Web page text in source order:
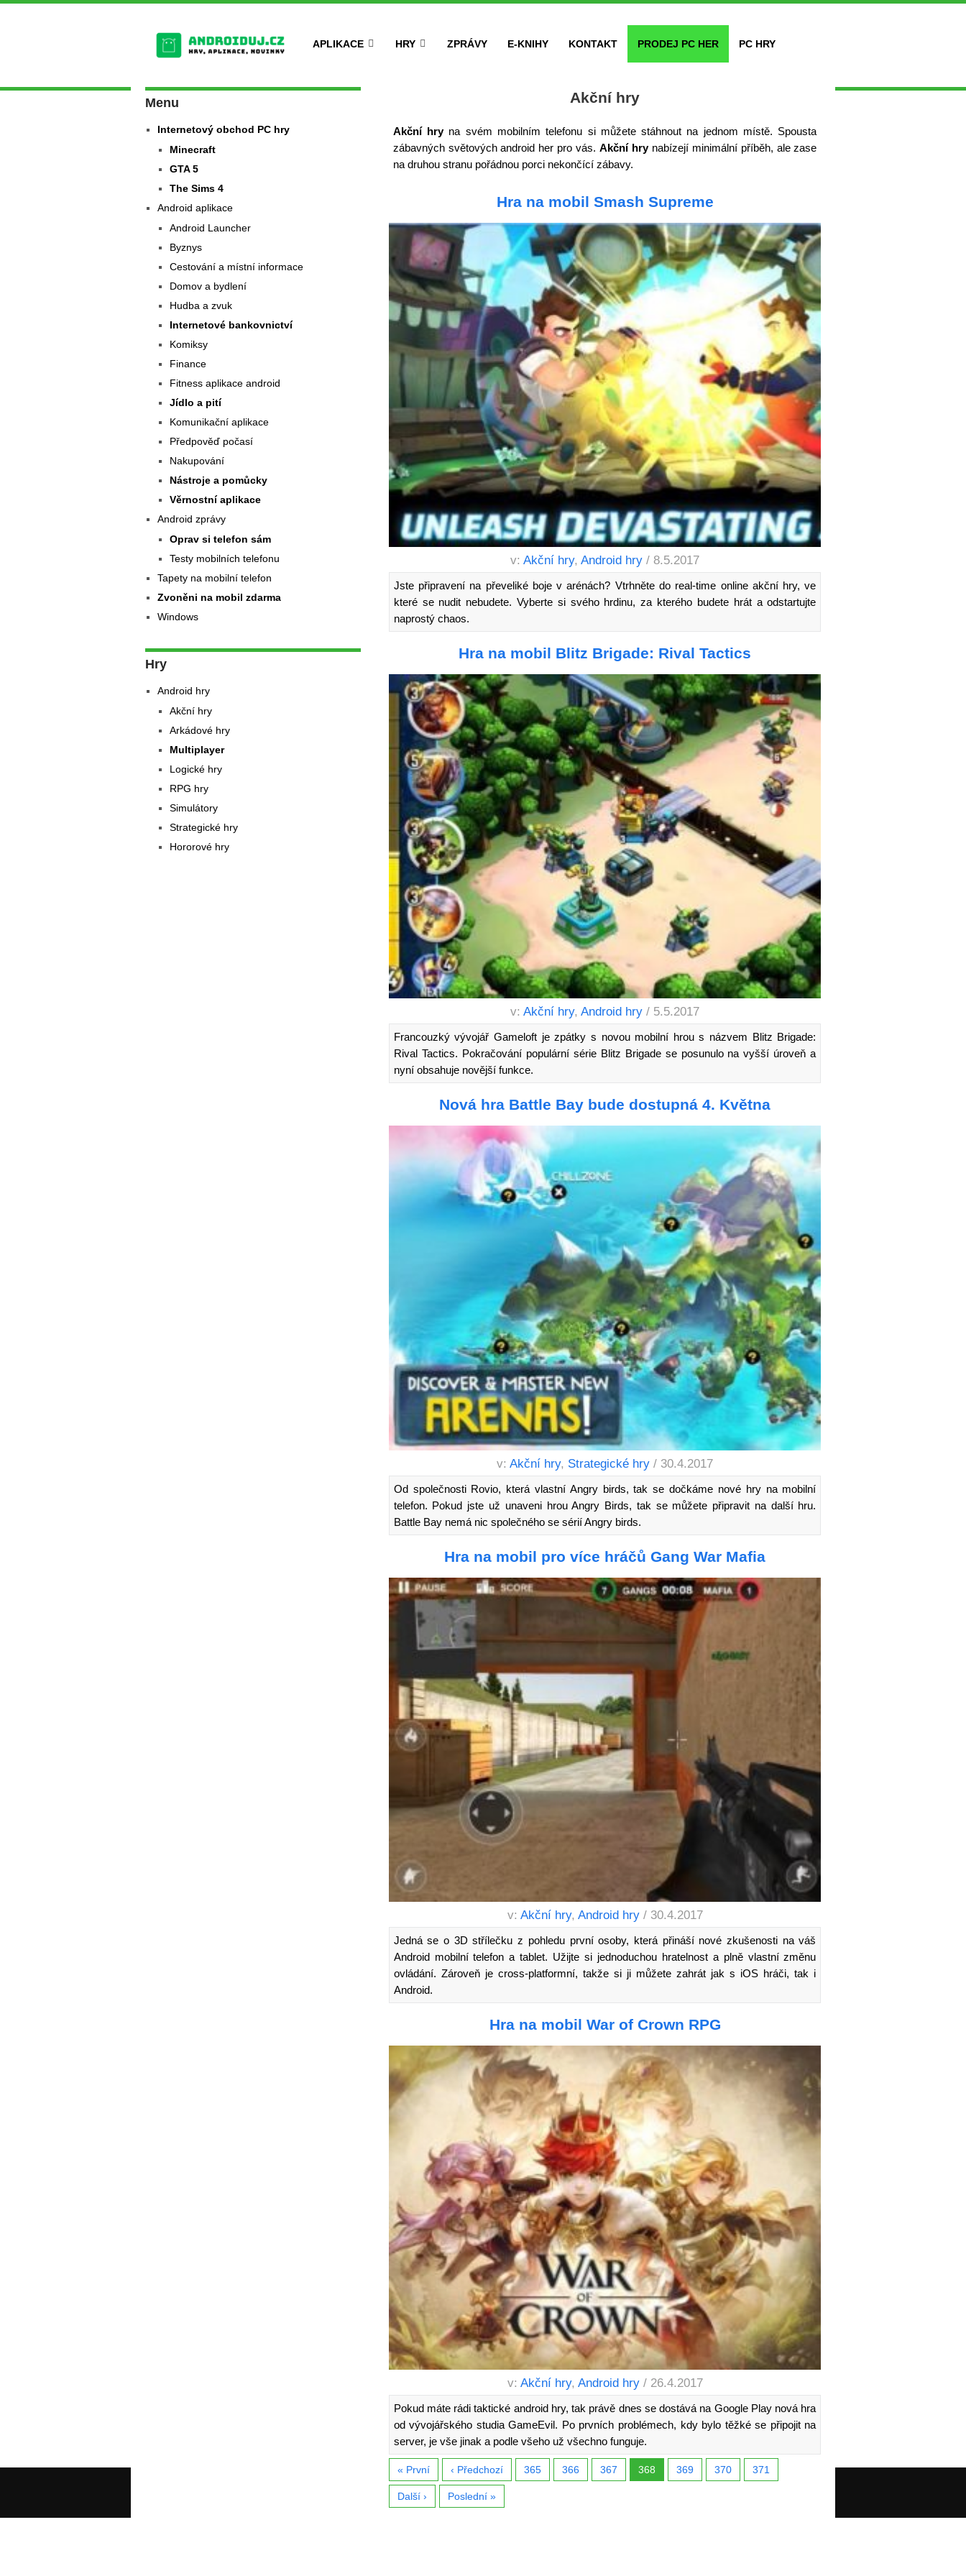
APLIKACE HRY ZPRÁVY E-KNIHY KONTAKT PRODEJ PC HER PC HRY
Akční hry
Akční hryna svém mobilním telefonu si můžete stáhnout na jednom místě. Spousta
zábavných světových android her pro vás.Akční hrynabízejí minimální příběh, ale zase
na druhou stranu pořádnou porci nekončící zábavy.
Hra na mobil Smash Supreme
v:Akční hry,Android hry / 8.5.2017
Jste připravení na převeliké boje v arénách? Vtrhněte do real-time online akční hry, ve
které se nudit nebudete. Vyberte si svého hrdinu, za kterého budete hrát a odstartujte
naprostý chaos.
Hra na mobil Blitz Brigade: Rival Tactics
v:Akční hry,Android hry / 5.5.2017
Francouzký vývojář Gameloft je zpátky s novou mobilní hrou s názvem Blitz Brigade:
Rival Tactics. Pokračování populární série Blitz Brigade se posunulo na vyšší úroveň a
nyní obsahuje novější funkce.
Nová hra Battle Bay bude dostupná 4. Května
v:Akční hry, Strategické hry / 30.4.2017
Od společnosti Rovio, která vlastní Angry birds, tak se dočkáme nové hry na mobilní
telefon. Pokud jste už unaveni hrou Angry Birds, tak se můžete připravit na další hru.
Battle Bay nemá nic společného se sérií Angry birds.
Hra na mobil pro více hráčů Gang War Mafia
v: Akční hry, Android hry / 30.4.2017
Jedná se o 3D střílečku z pohledu první osoby, která přináší nové zkušenosti na váš
Android mobilní telefon a tablet. Užijte si jednoduchou hratelnost a plně vlastní změnu
ovládání. Zároveň je cross-platformní, takže si ji můžete zahrát jak s iOS hráči, tak i
Android.
Hra na mobil War of Crown RPG
v: Akční hry, Android hry / 26.4.2017
Pokud máte rádi taktické android hry, tak právě dnes se dostává na Google Play nová hra
od vývojářského studia GameEvil. Po prvních problémech, kdy bylo těžké se připojit na
server, je vše jinak a podle všeho už všechno funguje.
« První ‹ Předchozí 365 366 367 368 369 370 371
Další › Poslední »
Menu
Internetový obchod PC hry
Minecraft
GTA 5
The Sims 4
Android aplikace
Android Launcher
Byznys
Cestování a místní informace
Domov a bydlení
Hudba a zvuk
Internetové bankovnictví
Komiksy
Finance
Fitness aplikace android
Jídlo a pití
Komunikační aplikace
Předpověď počasí
Nakupování
Nástroje a pomůcky
Věrnostní aplikace
Android zprávy
Oprav si telefon sám
Testy mobilních telefonu
Tapety na mobilní telefon
Zvoněni na mobil zdarma
Windows
Hry
Android hry
Akční hry
Arkádové hry
Multiplayer
Logické hry
RPG hry
Simulátory
Strategické hry
Hororové hry